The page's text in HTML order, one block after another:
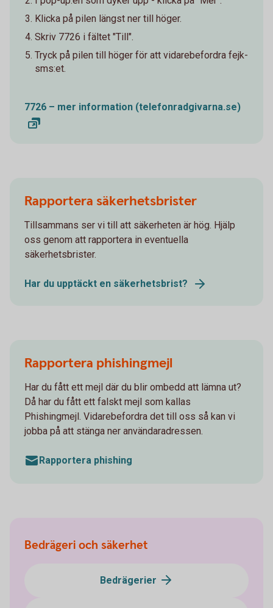
Klicka på pilen längst ner till höger.
Skriv 7726 i fältet "Till".
Tryck på pilen till höger för att vidarebefordra fejk-
sms:et.
7726 – mer information (telefonradgivarna.se)
Rapportera säkerhetsbrister
Tillsammans ser vi till att säkerheten är hög. Hjälp
oss genom att rapportera in eventuella
säkerhetsbrister.
Har du upptäckt en säkerhetsbrist?
Rapportera phishingmejl
Har du fått ett mejl där du blir ombedd att lämna ut?
Då har du fått ett falskt mejl som kallas
Phishingmejl. Vidarebefordra det till oss så kan vi
jobba på att stänga ner användaradressen.
Rapportera phishing
Bedrägeri och säkerhet
Bedrägerier